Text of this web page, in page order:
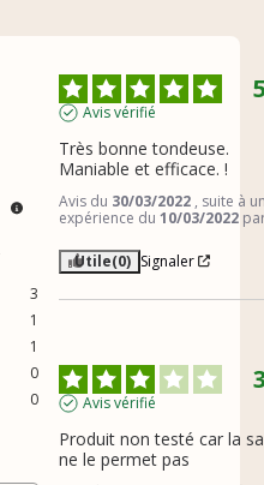
3
1
1
0
0
Avis vérifié
Très bonne tondeuse.
Maniable et efficace. !
Avis du 30/03/2022 , suite à
expérience du 10/03/2022
Utile(0) Signaler
Avis vérifié
Produit non testé car la
ne le permet pas